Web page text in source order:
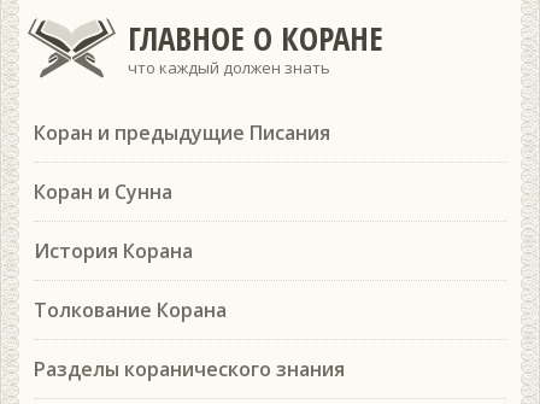
ГЛАВНОЕ О КОРАНЕ
что каждый должен знать
Коран и предыдущие Писания
Коран и Сунна
История Корана
Толкование Корана
Разделы коранического знания